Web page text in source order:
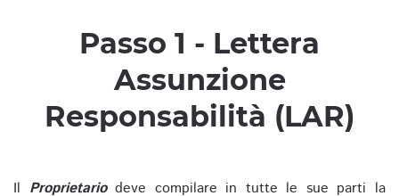
Passo 1 - Lettera
Assunzione
Responsabilità (LAR)
Il Proprietariodeve compilare in tutte le sue parti la